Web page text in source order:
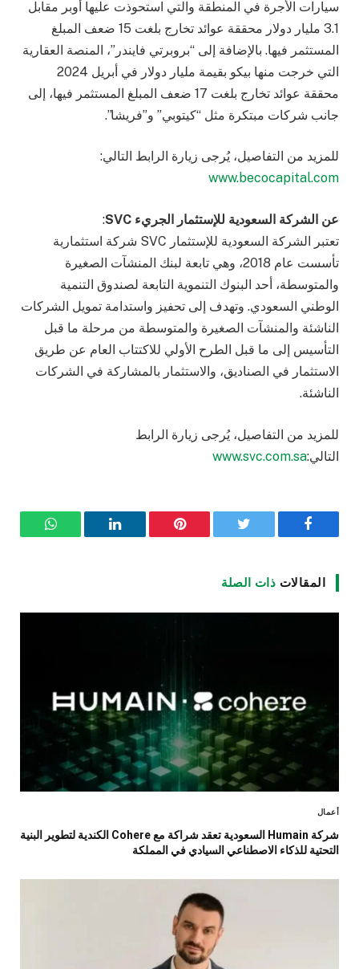
سيارات الأجرة في المنطقة والتي استحوذت عليها أوبر مقابل
3.1 مليار دولار محققة عوائد تخارج بلغت 15 ضعف المبلغ
المستثمر فيها. بالإضافة إلى “بروبرتي فايندر”، المنصة العقارية
التي خرجت منها بيكو بقيمة مليار دولار في أبريل 2024
محققة عوائد تخارج بلغت 17 ضعف المبلغ المستثمر فيها، إلى
جانب شركات مبتكرة مثل “كيتوبي” و”فريشا”.
للمزيد من التفاصيل، يُرجى زيارة الرابط التالي:
www.becocapital.com
عن الشركة السعودية للإستثمار الجريء SVC
:
تعتبر الشركة السعودية للإستثمار SVC شركة استثمارية
تأسست عام 2018، وهي تابعة لبنك المنشآت الصغيرة
والمتوسطة، أحد البنوك التنموية التابعة لصندوق التنمية
الوطني السعودي. وتهدف إلى تحفيز واستدامة تمويل الشركات
الناشئة والمنشآت الصغيرة والمتوسطة من مرحلة ما قبل
التأسيس إلى ما قبل الطرح الأولي للاكتتاب العام عن طريق
الاستثمار في الصناديق، والاستثمار بالمشاركة في الشركات
الناشئة.
للمزيد من التفاصيل، يُرجى زيارة الرابط
التالي:www.svc.com.sa
فيسبوك تويتر بينتيريست لينكدإن واتساب
المقالات ذات الصلة
أعمال
شركة Humain السعودية تعقد شراكة مع Cohere الكندية لتطوير البنية
التحتية للذكاء الاصطناعي السيادي في المملكة